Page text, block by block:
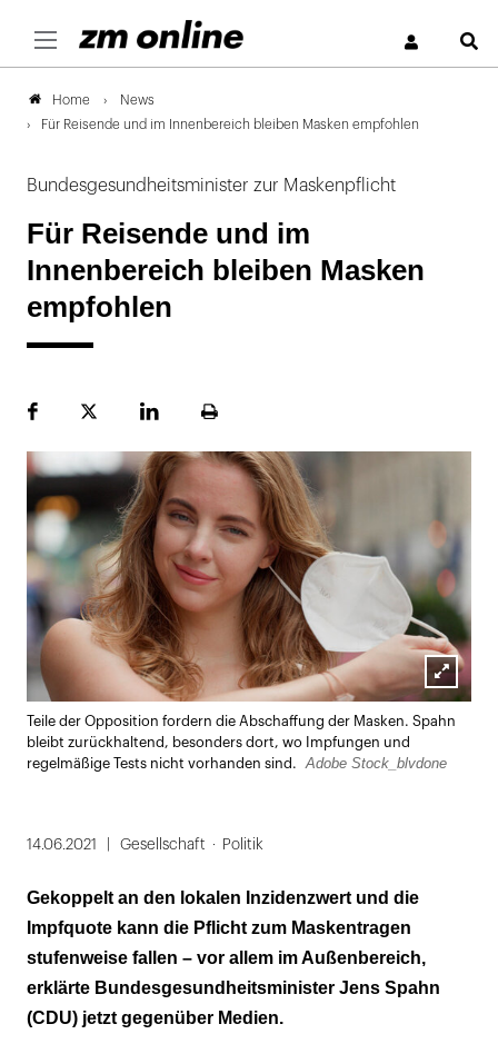
Home
News
Für Reisende und im Innenbereich bleiben Masken empfohlen
Bundesgesundheitsminister zur Maskenpflicht
Für Reisende und im
Innenbereich bleiben Masken
empfohlen
FacebookPlattformLinekdInSeite
Lightbox
öffnen
Teile der Opposition fordern die Abschaffung der Masken. Spahn
bleibt zurückhaltend, besonders dort, wo Impfungen und
regelmäßige Tests nicht vorhanden sind.
Adobe Stock_blvdone
14.06.2021 Gesellschaft Politik
Gekoppelt an den lokalen Inzidenzwert und die
Impfquote kann die Pflicht zum Maskentragen
stufenweise fallen – vor allem im Außenbereich,
erklärte Bundesgesundheitsminister Jens Spahn
(CDU) jetzt gegenüber Medien.